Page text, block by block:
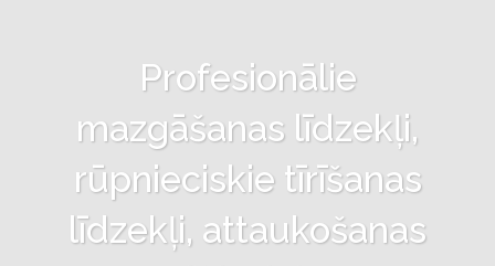
Profesionālie
mazgāšanas līdzekļi,
rūpnieciskie tīrīšanas
līdzekļi, attaukošanas